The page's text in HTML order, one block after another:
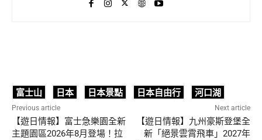
富士山 日本 日本景點 日本自由行 河口湖
Previous article
【遊日情報】富士急樂園全新
主題園區2026年8月登場！拉
Next article
【遊日情報】九州豪斯登堡全
新「絕景雲霄飛車」2027年